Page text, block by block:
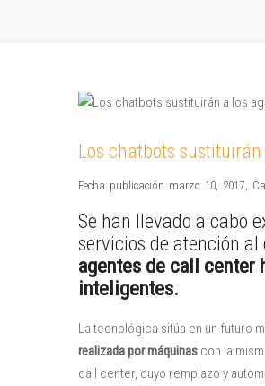
Los chatbots
Fecha publicación marzo 10, 2017,
Se han llevado a cabo
servicios de atención
agentes de call center
inteligentes.
La tecnológica sitúa en un futuro
realizada por máquinas con la
call center, cuyo remplazo y